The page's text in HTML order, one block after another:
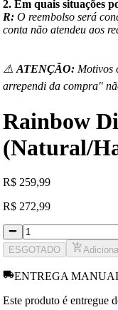
2. Em quais situações
R: O reembolso será
conta não atendeu aos
⚠️ ATENÇÃO: Motivos
arrependi da compra"
Rainbow
(Natural/
R$ 259,99
R$ 272,99
ESGOTADO
ENTREGA
Este produto é entregue